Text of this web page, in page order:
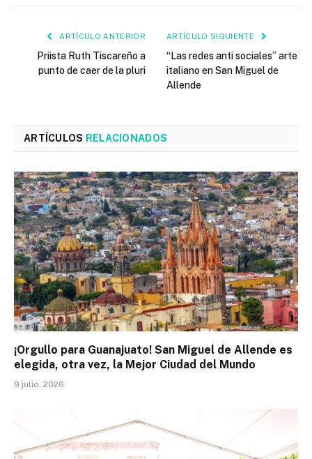
ARTÍCULO ANTERIOR
Priista Ruth Tiscareño a
punto de caer de la pluri
ARTÍCULO SIGUIENTE
“Las redes anti sociales” arte
italiano en San Miguel de
Allende
ARTÍCULOS RELACIONADOS
¡Orgullo para Guanajuato! San Miguel de Allende es
elegida, otra vez, la Mejor Ciudad del Mundo
9 julio, 2026